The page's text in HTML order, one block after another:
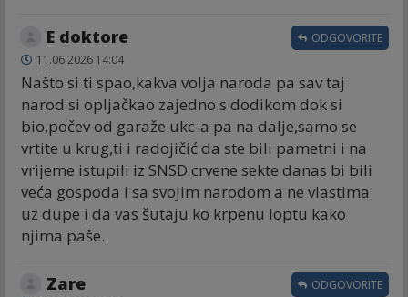
E doktore
11.06.2026 14:04
Našto si ti spao,kakva volja naroda pa sav taj
narod si opljačkao zajedno s dodikom dok si
bio,počev od garaže ukc-a pa na dalje,samo se
vrtite u krug,ti i radojičić da ste bili pametni i na
vrijeme istupili iz SNSD crvene sekte danas bi bili
veća gospoda i sa svojim narodom a ne vlastima
uz dupe i da vas šutaju ko krpenu loptu kako
njima paše.
ODGOVORITE
Zare ODGOVORITE